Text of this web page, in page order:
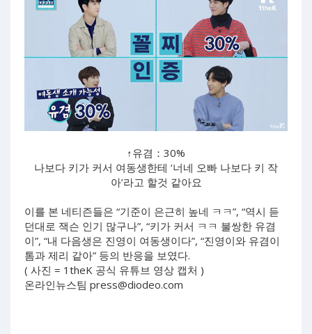
↑유겸：30%
나보다 키가 커서 여동생한테 ‘너네 오빠 나보다 키 작
아’라고 할것 같아요
이를 본 네티즌들은 “기준이 은근히 높네 ㅋㅋ”, “역시 듣
던대로 잭슨 인기 많구나”, “키가 커서 ㅋㅋ 불쌍한 유겸
이”, “내 다음생은 진영이 여동생이다”, “진영이와 유겸이
톰과 제리 같아” 등의 반응을 보였다.
( 사진 = 1theK 공식 유튜브 영상 캡처 )
온라인뉴스팀 press@diodeo.com